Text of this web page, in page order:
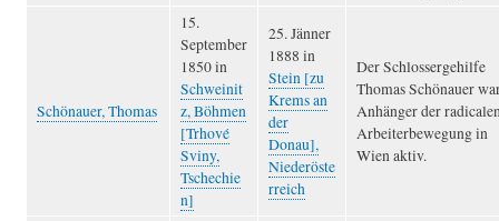
Schönauer, Thomas
15.
September
1850 in
Schweinit
z, Böhmen
[Trhové
Sviny,
Tschechie
n]
25. Jänner
1888 in
Stein [zu
Krems an
der
Donau],
Niederöste
rreich
Der Schlossergehilfe
Thomas Schönauer
Anhänger der
Arbeiterbewegung in
Wien aktiv.